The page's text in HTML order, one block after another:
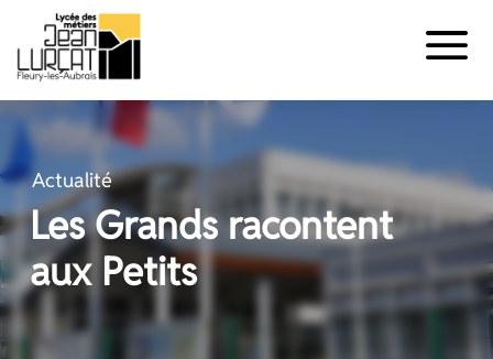
contenu
Actualité
Les Grands racontent
aux Petits
Panneau de gestion des cookies